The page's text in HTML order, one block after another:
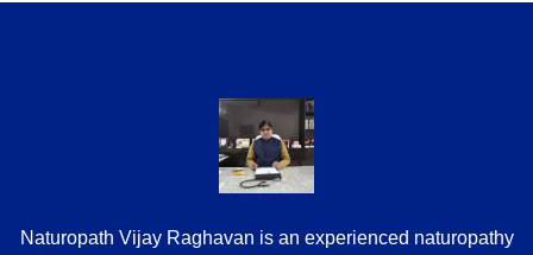
Naturopath Vijay Raghavan is an experienced naturopathy